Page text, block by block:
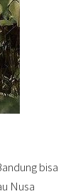
bisa
Nusa